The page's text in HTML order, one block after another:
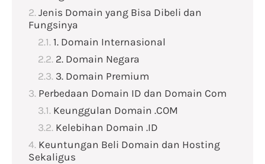
Jenis Domain yang Bisa Dibeli dan
Fungsinya
1. Domain Internasional
2. Domain Negara
3. Domain Premium
Perbedaan Domain ID dan Domain Com
Keunggulan Domain .COM
Kelebihan Domain .ID
Keuntungan Beli Domain dan Hosting
Sekaligus